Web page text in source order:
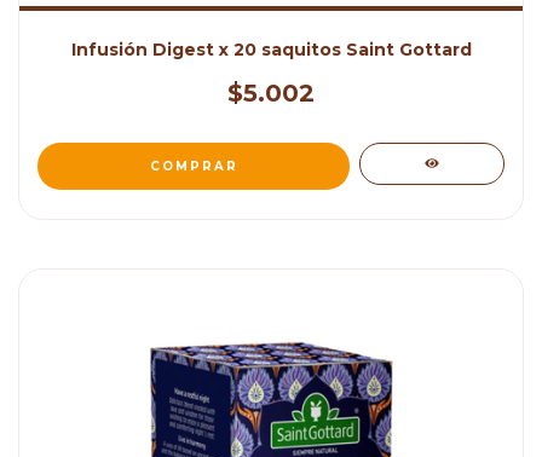
Infusión Digest x 20 saquitos Saint Gottard
$5.002